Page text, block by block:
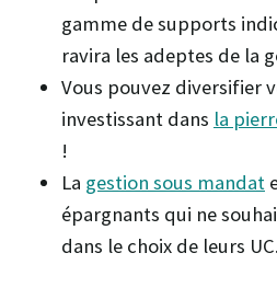
gamme de supports
ravira les adeptes de la
Vous pouvez diversifier
investissant dans la
!
La gestion sous mandat
épargnants qui ne
dans le choix de leurs UC.